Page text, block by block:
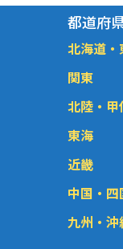
都道府
北海道・
関東
北陸・甲
東海
近畿
中国・四
九州・沖